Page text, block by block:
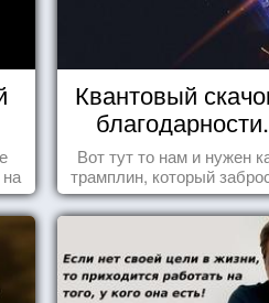
Квантовый
Вот тут то нам и нужен
трамплин, который
реальность.